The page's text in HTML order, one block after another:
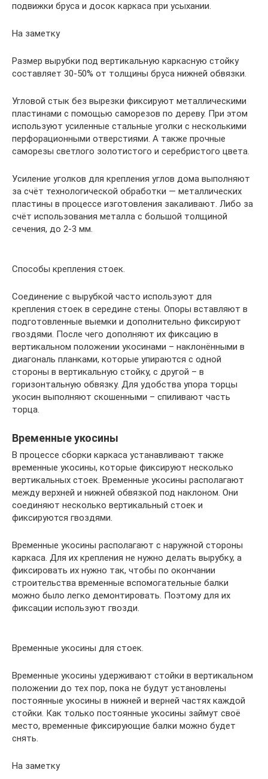
подвижки бруса и досок каркаса при усыхании.
На заметку
Размер вырубки под вертикальную каркасную стойку
составляет 30-50% от толщины бруса нижней обвязки.
Угловой стык без вырезки фиксируют металлическими
пластинами с помощью саморезов по дереву. При этом
используют усиленные стальные уголки с несколькими
перфорационными отверстиями. А также прочные
саморезы светлого золотистого и серебристого цвета.
Усиление уголков для крепления углов дома выполняют
за счёт технологической обработки — металлических
пластины в процессе изготовления закаливают. Либо за
счёт использования металла с большой толщиной
сечения, до 2-3 мм.
Способы крепления стоек.
Соединение с вырубкой часто используют для
крепления стоек в середине стены. Опоры вставляют в
подготовленные выемки и дополнительно фиксируют
гвоздями. После чего дополняют их фиксацию в
вертикальном положении укосинами – наклонёнными в
диагональ планками, которые упираются с одной
стороны в вертикальную стойку, с другой – в
горизонтальную обвязку. Для удобства упора торцы
укосин выполняют скошенными – спиливают часть
торца.
Временные укосины
В процессе сборки каркаса устанавливают также
временные укосины, которые фиксируют несколько
вертикальных стоек. Временные укосины располагают
между верхней и нижней обвязкой под наклоном. Они
соединяют несколько вертикальный стоек и
фиксируются гвоздями.
Временные укосины располагают с наружной стороны
каркаса. Для их крепления не нужно делать вырубку, а
фиксировать их нужно так, чтобы по окончании
строительства временные вспомогательные балки
можно было легко демонтировать. Поэтому для их
фиксации используют гвозди.
Временные укосины для стоек.
Временные укосины удерживают стойки в вертикальном
положении до тех пор, пока не будут установлены
постоянные укосины в нижней и верней частях каждой
стойки. Как только постоянные укосины займут своё
место, временные фиксирующие балки можно будет
снять.
На заметку